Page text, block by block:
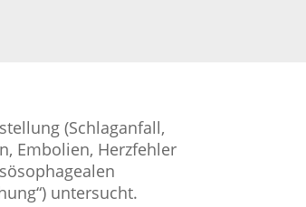
(Schlaganfall,
Embolien, Herzfehler
untersucht.